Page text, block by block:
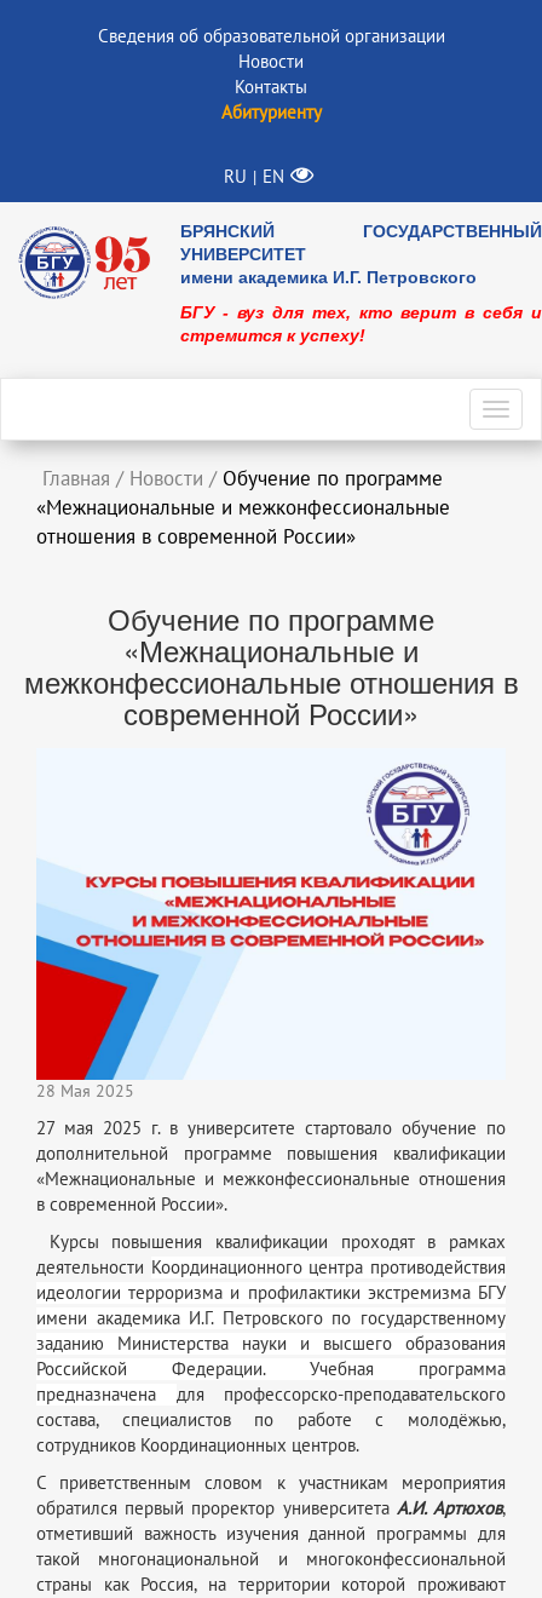
Сведения об образовательной организации
Новости
Контакты
Абитуриенту
RU | EN
БРЯНСКИЙ ГОСУДАРСТВЕННЫЙ
УНИВЕРСИТЕТ
имени академика И.Г. Петровского
БГУ - вуз для тех, кто верит в себя и
стремится к успеху!
Главная / Новости / Обучение по программе
«Межнациональные и межконфессиональные
отношения в современной России»
Обучение по программе
«Межнациональные и
межконфессиональные отношения в
современной России»
28 Мая 2025
27 мая 2025 г. в университете стартовало обучение по
дополнительной программе повышения квалификации
«Межнациональные и межконфессиональные отношения
в современной России».
Курсы повышения квалификации проходят в рамках
деятельности Координационного центра противодействия
идеологии терроризма и профилактики экстремизма БГУ
имени академика И.Г. Петровского по государственному
заданию Министерства науки и высшего образования
Российской Федерации. Учебная программа
предназначена для профессорско-преподавательского
состава, специалистов по работе с молодёжью,
сотрудников Координационных центров.
С приветственным словом к участникам мероприятия
обратился первый проректор университета А.И. Артюхов,
отметивший важность изучения данной программы для
такой многонациональной и многоконфессиональной
страны как Россия, на территории которой проживают